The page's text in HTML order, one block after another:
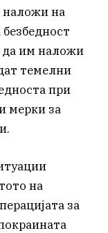
наложи на
да им наложи
темелни
при
мерки за
на
за